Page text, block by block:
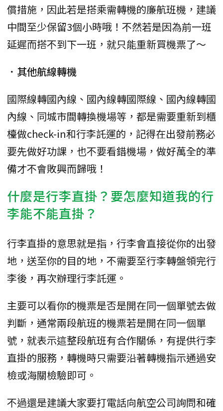
償措施，因此若是搭乘需轉機的廉航班機，建議
中間至少保留3個小時哦！不然若是因為前一班
延遲而搭不到下一班，就只能重新買機票了～
．其他航線轉機
國際線轉國內線、國內線轉國際線、國內線轉國
內線、同城市間轉換機場等，都是需要重新到櫃
檯做check-in和行李託運的，記得在出發前務必
要先做好功課，也不要看錯機場，做好萬全的準
備才不會敗興而歸哦！
什麼是行李直掛？要怎麼知道我的行
李能不能直掛？
行李直掛的意思就是指，行李會直接從你的出發
地，送至你的目的地，不需要至行李轉盤領完行
李後，再次辦理行李託運。
主要可以看你的機票是否是開在同一個單號去做
判斷，通常兩段航班的機票若是開在同一個單
號，就表示這整段航班有合作關係，有提供行李
直掛的服務，轉機時只需要沿著轉機指示通過安
檢或海關檢驗即可。
不過還是建議大家要打電話向航空公司詢問和確